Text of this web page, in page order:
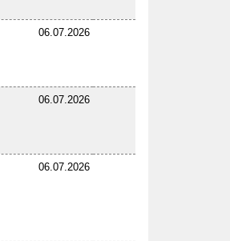
06.07.2026
06.07.2026
06.07.2026